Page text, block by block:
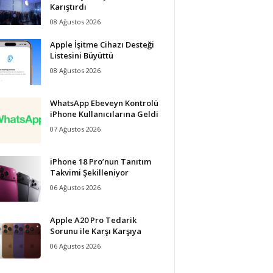
Karıştırdı
08 Ağustos 2026
Apple İşitme Cihazı Desteği
Listesini Büyüttü
08 Ağustos 2026
WhatsApp Ebeveyn Kontrolü
iPhone Kullanıcılarına Geldi
07 Ağustos 2026
iPhone 18 Pro’nun Tanıtım
Takvimi Şekilleniyor
06 Ağustos 2026
Apple A20 Pro Tedarik
Sorunu ile Karşı Karşıya
06 Ağustos 2026